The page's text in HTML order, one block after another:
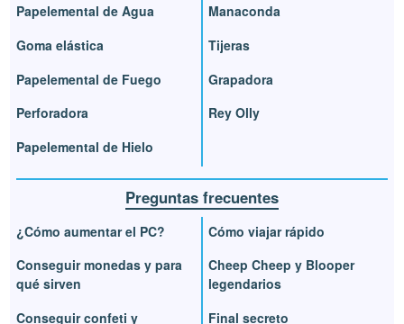
Papelemental de Agua
Goma elástica
Papelemental de Fuego
Perforadora
Papelemental de Hielo
Manaconda
Tijeras
Grapadora
Rey Olly
Preguntas frecuentes
¿Cómo aumentar el PC?
Conseguir monedas y para
qué sirven
Conseguir confeti y
Cómo viajar rápido
Cheep Cheep y Blooper
legendarios
Final secreto